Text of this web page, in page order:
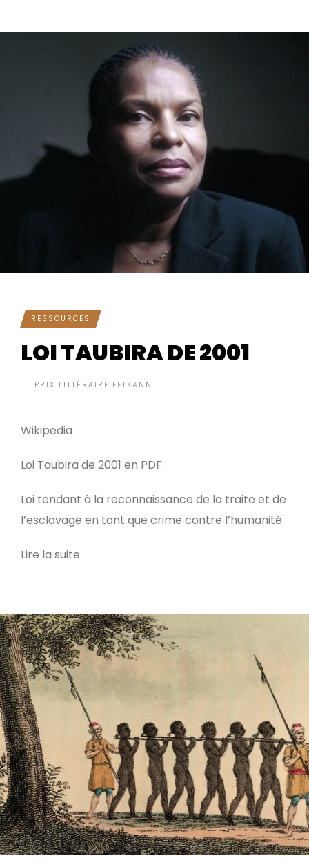
RESSOURCES
LOI TAUBIRA DE 2001
PRIX LITTÉRAIRE FETKANN !
Wikipedia
Loi Taubira de 2001 en PDF
Loi tendant à la reconnaissance de la traite et de
l’esclavage en tant que crime contre l’humanité
Lire la suite